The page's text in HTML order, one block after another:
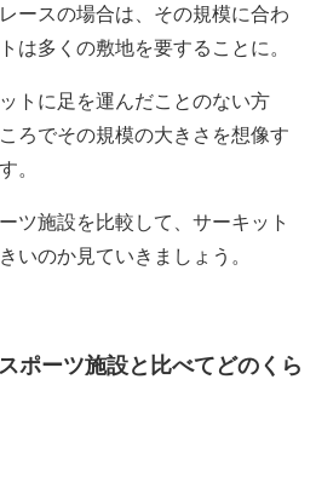
ースの場合は、その規模に合わ
は多くの敷地を要することに。
トに足を運んだことのない方
ろでその規模の大きさを想像す
。
ツ施設を比較して、サーキット
いのか見ていきましょう。
ポーツ施設と比べてどのくら